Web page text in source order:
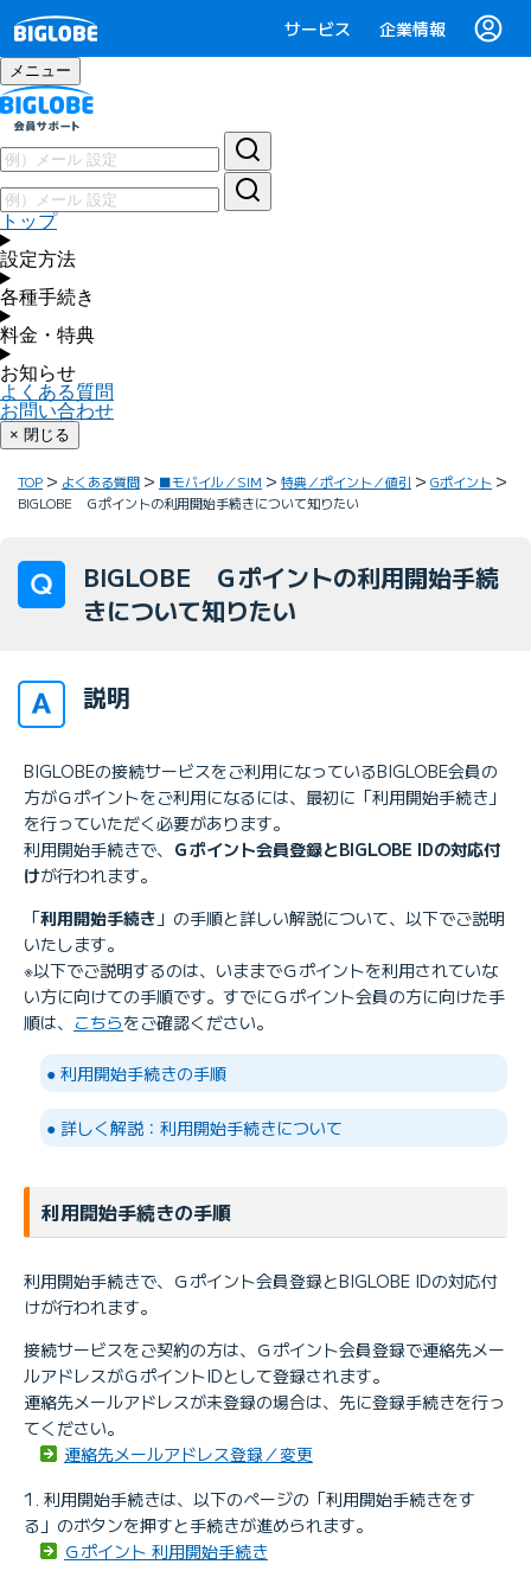
サービス 企業情報
メニュー
トップ
設定方法
各種手続き
料金・特典
お知らせ
よくある質問
お問い合わせ
× 閉じる
TOP よくある質問 ■モバイル／SIM 特典／ポイント／値引
Gポイント
BIGLOBE Ｇポイントの利用開始手続きについて知りたい
BIGLOBE Ｇポイントの利用開始手続
きについて知りたい
説明
BIGLOBEの接続サービスをご利用になっているBIGLOBE会員の
方がＧポイントをご利用になるには、最初に「利用開始手続き」
を行っていただく必要があります。
利用開始手続きで、 Ｇポイント会員登録とBIGLOBE IDの対応付
けが行われます。
「利用開始手続き 」の手順と詳しい解説について、以下でご説明
いたします。
※以下でご説明するのは、いままでＧポイントを利用されていな
い方に向けての手順です。すでにＧポイント会員の方に向けた手
順は、 こちらをご確認ください。
● 利用開始手続きの手順
● 詳しく解説：利用開始手続きについて
利用開始手続きの手順
利用開始手続きで、Ｇポイント会員登録とBIGLOBE IDの対応付
けが行われます。
接続サービスをご契約の方は、Ｇポイント会員登録で連絡先メー
ルアドレスがＧポイントIDとして登録されます。
連絡先メールアドレスが未登録の場合は、先に登録手続きを行っ
てください。
連絡先メールアドレス登録／変更
利用開始手続きは、以下のページの「利用開始手続きをす
る」のボタンを押すと手続きが進められます。
Ｇポイント 利用開始手続き